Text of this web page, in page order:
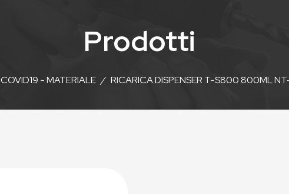
Prodotti
COVID19 - MATERIALE / RICARICA DISPENSER T-S800 800ML